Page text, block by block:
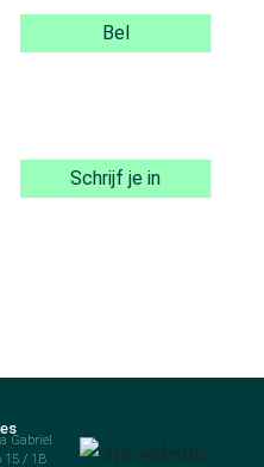
Bel
Schrijf je in
Gabriel
15 / 1B